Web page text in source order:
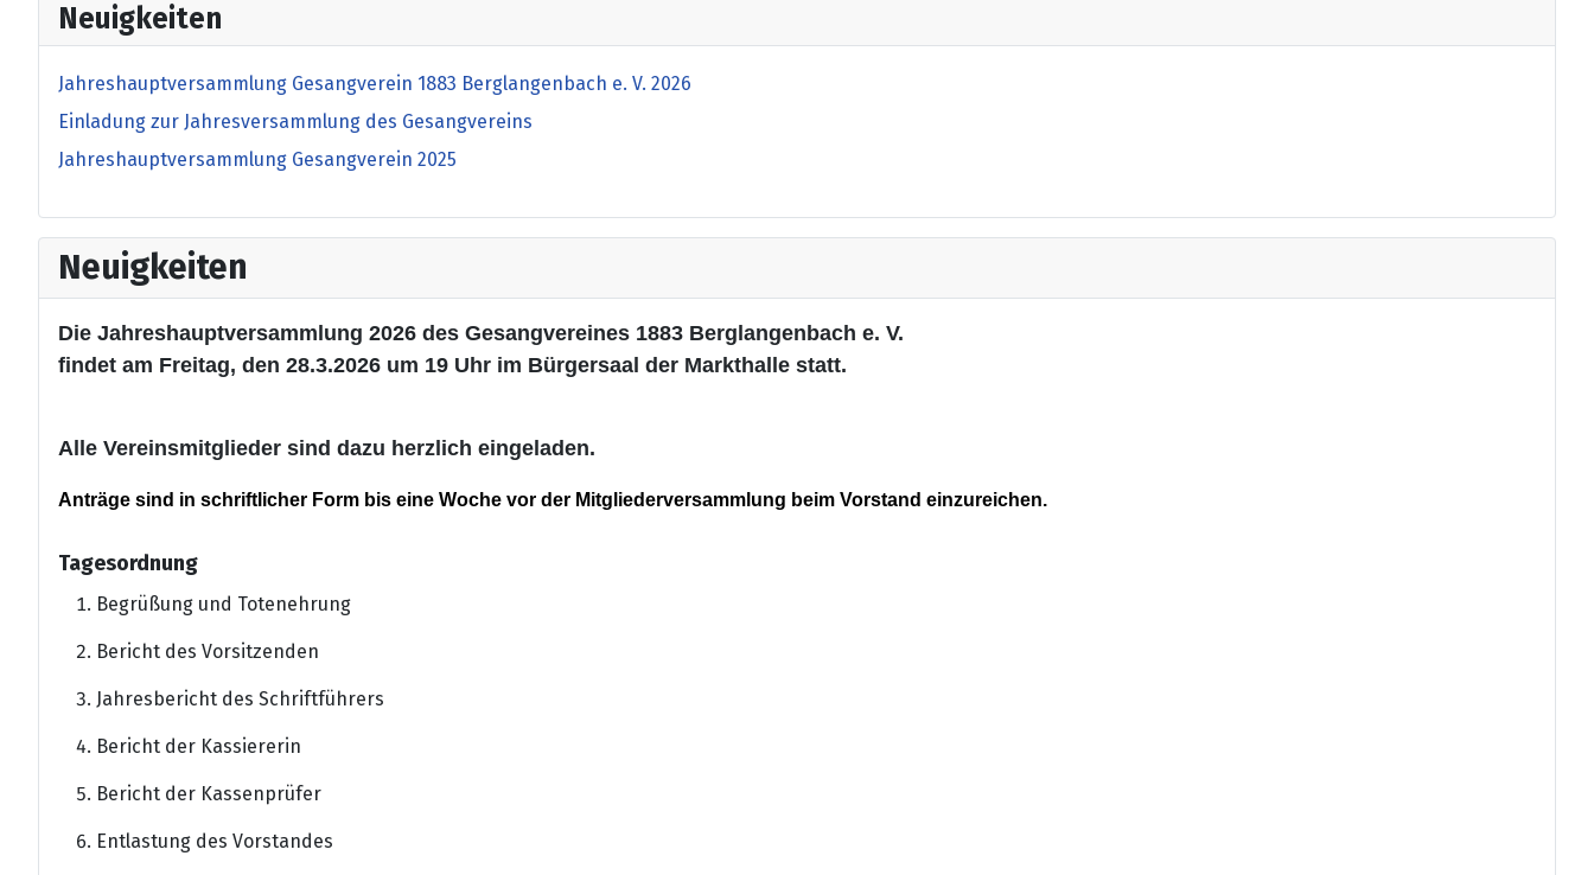
Neuigkeiten
Jahreshauptversammlung Gesangverein 1883 Berglangenbach e. V. 2026
Einladung zur Jahresversammlung des Gesangvereins
Jahreshauptversammlung Gesangverein 2025
Neuigkeiten
Die Jahreshauptversammlung 2026 des Gesangvereines 1883 Berglangenbach e. V.
findet am Freitag, den 28.3.2026 um 19 Uhr im Bürgersaal der Markthalle statt.
Alle Vereinsmitglieder sind dazu herzlich eingeladen.
Anträge sind in schriftlicher Form bis eine Woche vor der Mitgliederversammlung beim Vorstand einzureichen.
Tagesordnung
Begrüßung und Totenehrung
Bericht des Vorsitzenden
Jahresbericht des Schriftführers
Bericht der Kassiererin
Bericht der Kassenprüfer
Entlastung des Vorstandes